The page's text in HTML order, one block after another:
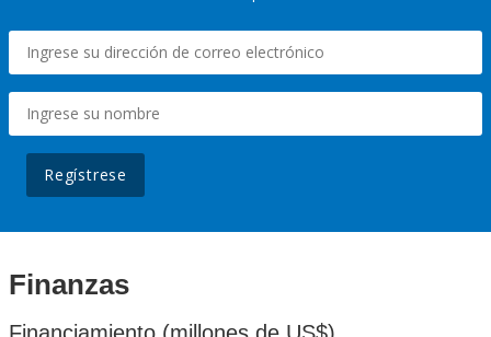
Regístrese
Finanzas